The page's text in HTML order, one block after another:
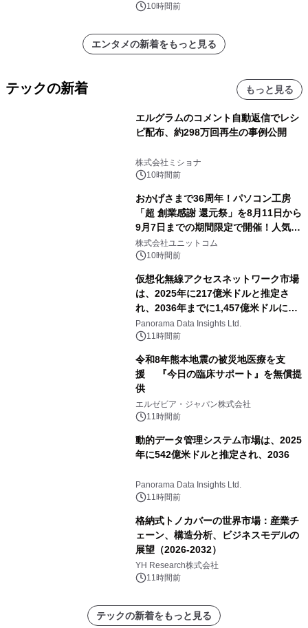
10時間前
エンタメの新着をもっと見る
テックの新着 もっと見る
エルグラムのコメント自動返信でレシ
ピ配布、約298万回再生の事例公開
株式会社ミショナ
10時間前
おかげさまで36周年！パソコン工房
「超 創業感謝 還元祭」を8月11日から
9月7日までの期間限定で開催！人気の
ゲーミングPCや高性能ノートPCなど
対象iiyama PCのご購入で最大3万円分
株式会社ユニットコム
10時間前
仮想化無線アクセスネットワーク市場
は、2025年に217億米ドルと推定さ
れ、2036年までに1,457億米ドルに達
すると予測されており、予測期間
（2026年～2036年）
Panorama Data Insights Ltd.
11時間前
令和8年熊本地震の被災地医療を支
援 『今日の臨床サポート』を無償提
供
エルゼビア・ジャパン株式会社
11時間前
動的データ管理システム市場は、2025
年に542億米ドルと推定され、2036
Panorama Data Insights Ltd.
11時間前
格納式トノカバーの世界市場：産業チ
ェーン、構造分析、ビジネスモデルの
展望（2026-2032）
YH Research株式会社
11時間前
テックの新着をもっと見る